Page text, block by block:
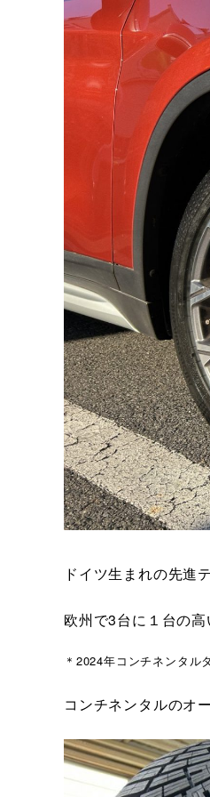
ドイツ生まれの先進
欧州で3台に１台の
＊2024年コンチネンタル
コンチネンタルのオ